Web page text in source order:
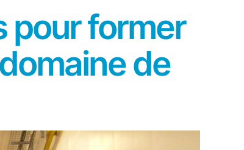
pour former
de